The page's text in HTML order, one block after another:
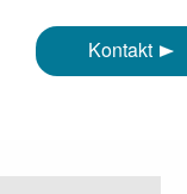
Kontakt